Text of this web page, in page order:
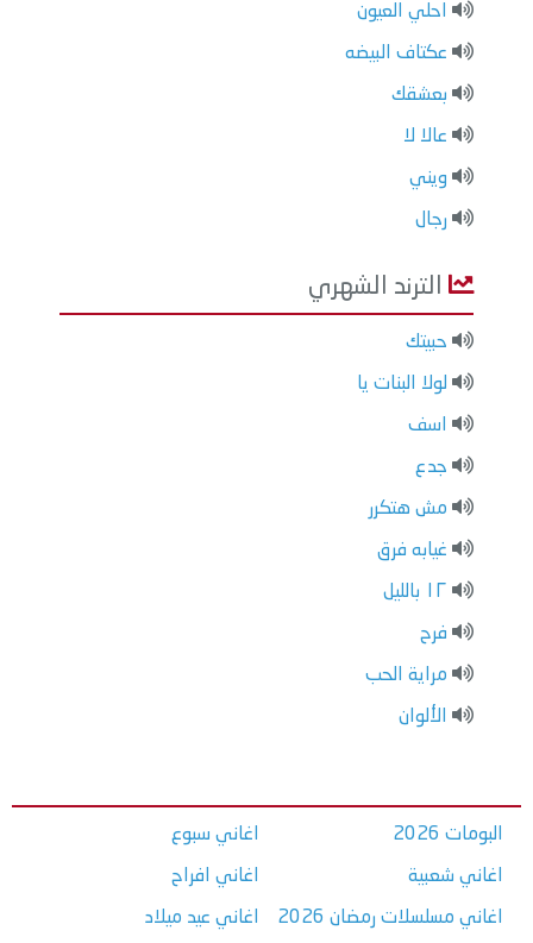
احلي العيون
عكتاف البيضه
بعشقك
عالا لا
ويني
رجال
الترند الشهري
حبيتك
لولا البنات يا
اسف
جدع
مش هتكرر
غيابه فرق
١٢ بالليل
فرح
مراية الحب
الألوان
البومات 2026
اغاني شعبية
اغاني مسلسلات رمضان 2026
اغاني سبوع
اغاني افراح
اغاني عيد ميلاد